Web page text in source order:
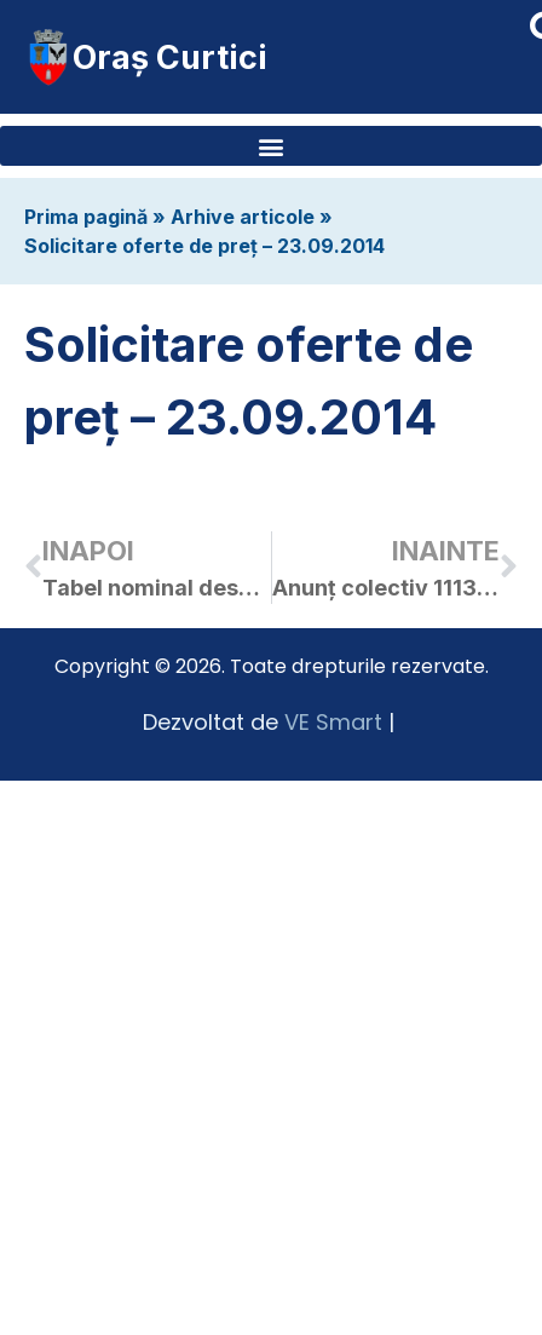
Oraș Curtici
Prima pagină » Arhive articole »
Solicitare oferte de preț – 23.09.2014
Solicitare oferte de
preț – 23.09.2014
INAPOI
Tabel nominal despăgubiri CFR 2014
INAINTE
Anunț colectiv 11135 din 25 Septembrie 2014
Copyright © 2026. Toate drepturile rezervate.
Dezvoltat de VE Smart |